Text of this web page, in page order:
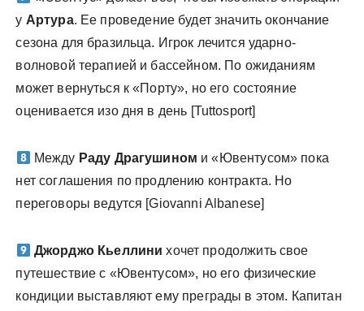
у Артура. Ее проведение будет значить окончание
сезона для бразильца. Игрок лечится ударно-
волновой терапией и бассейном. По ожиданиям
может вернуться к «Порту», но его состояние
оценивается изо дня в день [Tuttosport]
Между Раду Драгушином и «Ювентусом» пока
нет соглашения по продлению контракта. Но
переговоры ведутся [Giovanni Albanese]
Джорджо Кьеллини хочет продолжить свое
путешествие с «Ювентусом», но его физические
кондиции выставляют ему преграды в этом. Капитан